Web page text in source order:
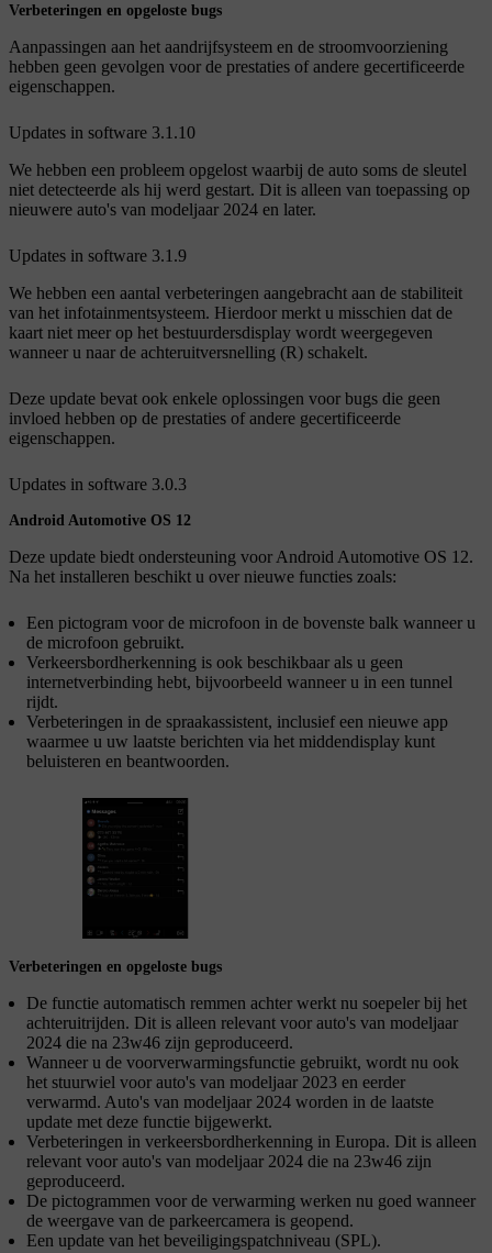
Verbeteringen en opgeloste bugs
Aanpassingen aan het aandrijfsysteem en de stroomvoorziening
hebben geen gevolgen voor de prestaties of andere gecertificeerde
eigenschappen.
Updates in software 3.1.10
We hebben een probleem opgelost waarbij de auto soms de sleutel
niet detecteerde als hij werd gestart. Dit is alleen van toepassing op
nieuwere auto's van modeljaar 2024 en later.
Updates in software 3.1.9
We hebben een aantal verbeteringen aangebracht aan de stabiliteit
van het infotainmentsysteem. Hierdoor merkt u misschien dat de
kaart niet meer op het bestuurdersdisplay wordt weergegeven
wanneer u naar de achteruitversnelling (R) schakelt.
Deze update bevat ook enkele oplossingen voor bugs die geen
invloed hebben op de prestaties of andere gecertificeerde
eigenschappen.
Updates in software 3.0.3
Android Automotive OS 12
Deze update biedt ondersteuning voor Android Automotive OS 12.
Na het installeren beschikt u over nieuwe functies zoals:
Een pictogram voor de microfoon in de bovenste balk wanneer u
de microfoon gebruikt.
Verkeersbordherkenning is ook beschikbaar als u geen
internetverbinding hebt, bijvoorbeeld wanneer u in een tunnel
rijdt.
Verbeteringen in de spraakassistent, inclusief een nieuwe app
waarmee u uw laatste berichten via het middendisplay kunt
beluisteren en beantwoorden.
Verbeteringen en opgeloste bugs
De functie automatisch remmen achter werkt nu soepeler bij het
achteruitrijden. Dit is alleen relevant voor auto's van modeljaar
2024 die na 23w46 zijn geproduceerd.
Wanneer u de voorverwarmingsfunctie gebruikt, wordt nu ook
het stuurwiel voor auto's van modeljaar 2023 en eerder
verwarmd. Auto's van modeljaar 2024 worden in de laatste
update met deze functie bijgewerkt.
Verbeteringen in verkeersbordherkenning in Europa. Dit is alleen
relevant voor auto's van modeljaar 2024 die na 23w46 zijn
geproduceerd.
De pictogrammen voor de verwarming werken nu goed wanneer
de weergave van de parkeercamera is geopend.
Een update van het beveiligingspatchniveau (SPL).